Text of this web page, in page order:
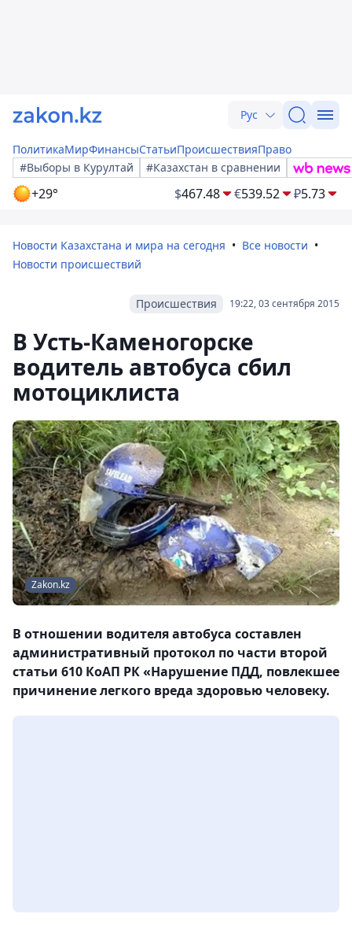
Рус
ПолитикаМирФинансыСтатьиПроисшествияПраво
#Выборы в Курултай
#Казахстан в сравнении
+29° $467.48 €539.52 ₽5.73
Новости Казахстана и мира на сегодня
Все новости
Новости происшествий
19:22, 03 сентября 2015
Происшествия
В Усть-Каменогорске
водитель автобуса сбил
мотоциклиста
Zakon.kz
В отношении водителя автобуса составлен
административный протокол по части второй
статьи 610 КоАП РК «Нарушение ПДД, повлекшее
причинение легкого вреда здоровью человеку.